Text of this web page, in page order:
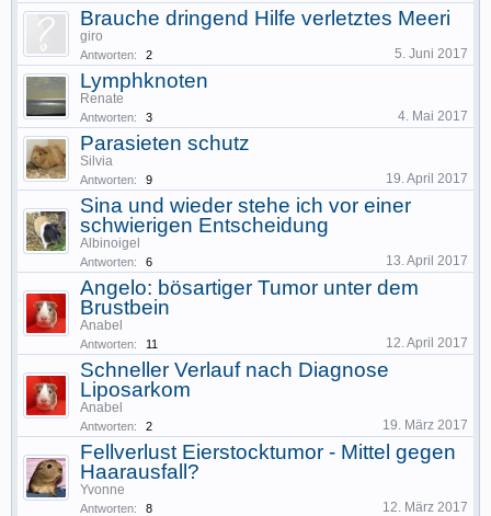
Brauche dringend Hilfe verletztes Meeri
giro
Antworten: 2 5. Juni 2017
Lymphknoten
Renate
Antworten: 3 4. Mai 2017
Parasieten schutz
Silvia
Antworten: 9 19. April 2017
Sina und wieder stehe ich vor einer
schwierigen Entscheidung
Albinoigel
Antworten: 6 13. April 2017
Angelo: bösartiger Tumor unter dem
Brustbein
Anabel
Antworten: 11 12. April 2017
Schneller Verlauf nach Diagnose
Liposarkom
Anabel
Antworten: 2 19. März 2017
Fellverlust Eierstocktumor - Mittel gegen
Haarausfall?
Yvonne
Antworten: 8 12. März 2017